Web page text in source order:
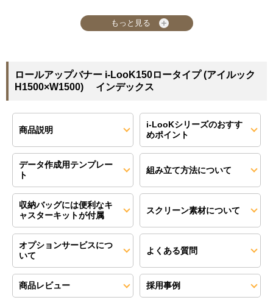
もっと見る
ロールアップバナー i-LooK150ロータイプ (アイルック
H1500×W1500) インデックス
商品説明
i-LooKシリーズのおすす
めポイント
データ作成用テンプレー
ト
組み立て方法について
収納バッグには便利なキ
ャスターキットが付属
スクリーン素材について
オプションサービスにつ
いて
よくある質問
商品レビュー 採用事例